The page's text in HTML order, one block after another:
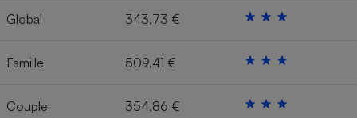
Global 343,73 €
Famille 509,41 €
Couple 354,86 €
Robot ménager